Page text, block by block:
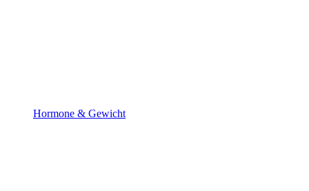
Hormone & Gewicht